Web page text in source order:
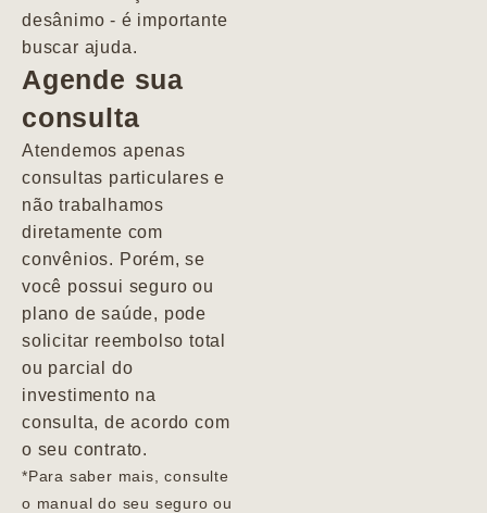
desânimo - é importante
buscar ajuda.
Agende sua
consulta
Atendemos apenas
consultas particulares e
não trabalhamos
diretamente com
convênios. Porém, se
você possui seguro ou
plano de saúde, pode
solicitar reembolso total
ou parcial do
investimento na
consulta, de acordo com
o seu contrato.
*Para saber mais, consulte
o manual do seu seguro ou